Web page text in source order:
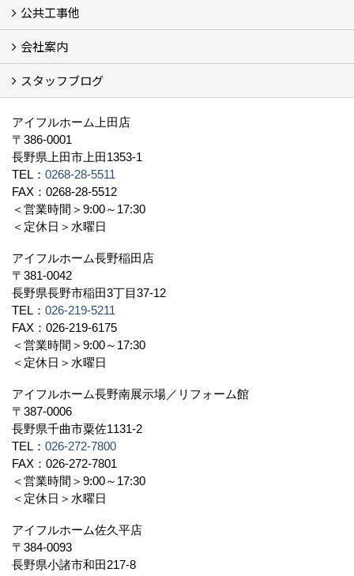
コンセプト (2)
選ばれる理由
施工実例（フォトギャラリー）
公共工事他
建築工事 実績
土木工事 実績
一般建築(別荘)
公共工事部スタッフ紹介
会社案内
社長挨拶
会社概要
採用情報
アクセス
スタッフ紹介
スタッフブログ
資格取得一覧
プライバシーポリシー
地域貢献 (3)
スタッフブログ
アイフルホーム上田店
〒386-0001
長野県上田市上田1353-1
TEL： 0268-28-5511
FAX：0268-28-5512
＜営業時間＞9:00～17:30
＜定休日＞水曜日
アイフルホーム長野稲田店
〒381-0042
長野県長野市稲田3丁目37-12
TEL： 026-219-5211
FAX：026-219-6175
＜営業時間＞9:00～17:30
＜定休日＞水曜日
アイフルホーム長野南展示場／リフォーム館
〒387-0006
長野県千曲市粟佐1131-2
TEL： 026-272-7800
FAX：026-272-7801
＜営業時間＞9:00～17:30
＜定休日＞水曜日
アイフルホーム佐久平店
〒384-0093
長野県小諸市和田217-8